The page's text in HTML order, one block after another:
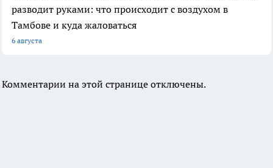
разводит руками: что происходит с воздухом в
Тамбове и куда жаловаться
6 августа
Комментарии на этой странице отключены.